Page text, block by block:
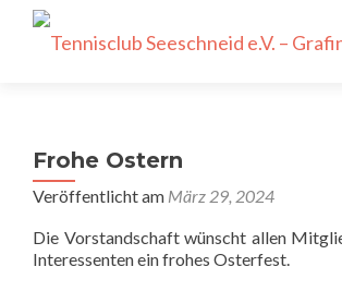
Frohe Ostern
Veröffentlicht am März 29, 2024
Die Vorstandschaft wünscht allen
Interessenten ein frohes Osterfest.